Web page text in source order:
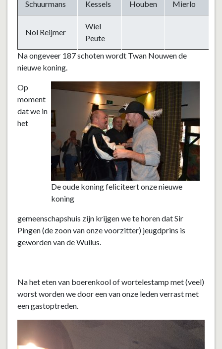
Schuurmans
Kessels
Houben
Mierlo
Nol Reijmer
Wiel
Peute
Na ongeveer 187 schoten wordt Twan Nouwen de
nieuwe koning.
De oude koning feliciteert onze nieuwe
koning
Op
moment
dat we in
het
gemeenschapshuis zijn krijgen we te horen dat Sir
Pingen (de zoon van onze voorzitter) jeugdprins is
geworden van de Wuilus.
Na het eten van boerenkool of wortelestamp met (veel)
worst worden we door een van onze leden verrast met
een gastoptreden.